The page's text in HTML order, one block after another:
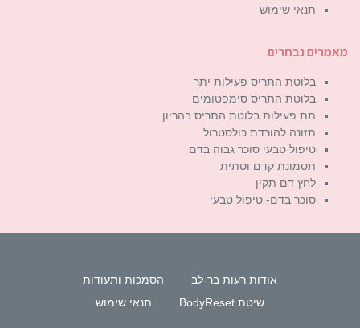
תנאי שימוש
מאמרים נבחרים
בלוטת התריס פעילות יתר
בלוטת התריס סימפטומים
תת פעילות בלוטת התריס בהריון
תזונה להורדת כולסטרול
טיפול טבעי סוכר גבוה בדם
תסמונת קדם וסתית
לחץ דם תקין
סוכר בדם- טיפול טבעי
אודות רעות בר-לב
הסמכות ותעודות
שיטת BodyReset
תנאי שימוש